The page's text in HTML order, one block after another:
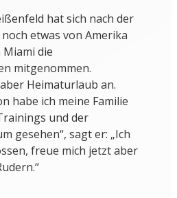
hat sich nach der
etwas von Amerika
die
mitgenommen.
Heimaturlaub an.
habe ich meine Familie
und der
gesehen“, sagt er: „Ich
freue mich jetzt aber